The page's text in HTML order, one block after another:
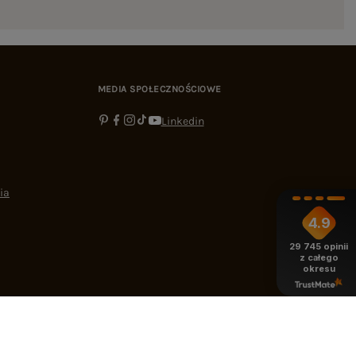
MEDIA SPOŁECZNOŚCIOWE
Linkedin
4.9
29 745 opinii
z całego
okresu